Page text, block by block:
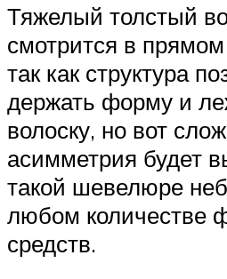
Тяжелый толстый
смотрится в прямом
так как структура
держать форму и
волоску, но вот
асимметрия будет
такой шевелюре
любом количестве
средств.